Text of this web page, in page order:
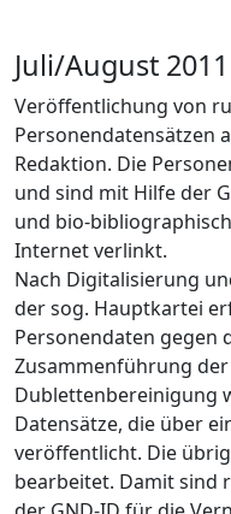
Juli/August 2011
Veröffentlichung von
Personendatensätzen
Redaktion. Die
und sind mit Hilfe der
und bio-
Internet verlinkt.
Nach Digitalisierung
der sog. Hauptkartei
Personendaten gegen
Zusammenführung
Dublettenbereinigung
Datensätze, die über
veröffentlicht. Die
bearbeitet. Damit sind